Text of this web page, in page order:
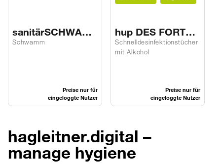
sanitärSCHWAM
M GELB
Schwamm
Preise nur für
eingeloggte Nutzer
hup DES FORTE
M
Schnelldesinfektionstücher
mit Alkohol
Preise nur für
eingeloggte Nutzer
hagleitner.digital –
manage hygiene